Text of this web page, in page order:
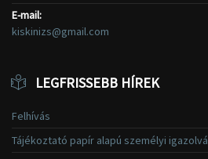
E-mail:
kiskinizs@gmail.com
LEGFRISSEBB HÍREK
Felhívás
Tájékoztató papír alapú személyi